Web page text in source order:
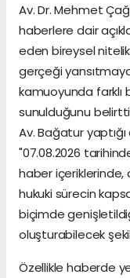
Av. Dr. Mehmet
haberlere dair
eden bireysel
gerçeği
kamuoyunda farklı
sunulduğunu
Av. Bağatur
"07.08.2026
haber
hukuki sürecin
biçimde
oluşturabilecek
Özellikle haberde